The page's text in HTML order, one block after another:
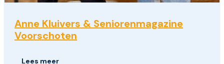
Anne Kluivers & Seniorenmagazine
Voorschoten
Lees meer